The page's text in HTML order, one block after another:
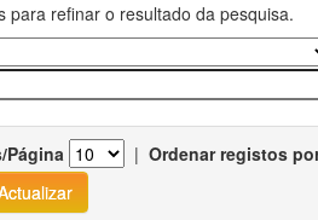
para refinar o resultado da pesquisa.
Página | Ordenar registos